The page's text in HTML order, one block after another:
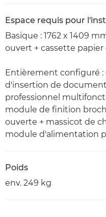
Espace requis pour
Basique : 1762 x 1409
ouvert + cassette papier
Entièrement configuré :
d'insertion de
professionnel
module de finition
ouverte + massicot de
module d'alimentation
Poids
env. 249 kg